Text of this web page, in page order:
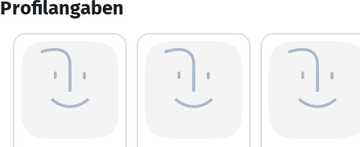
Profilangaben